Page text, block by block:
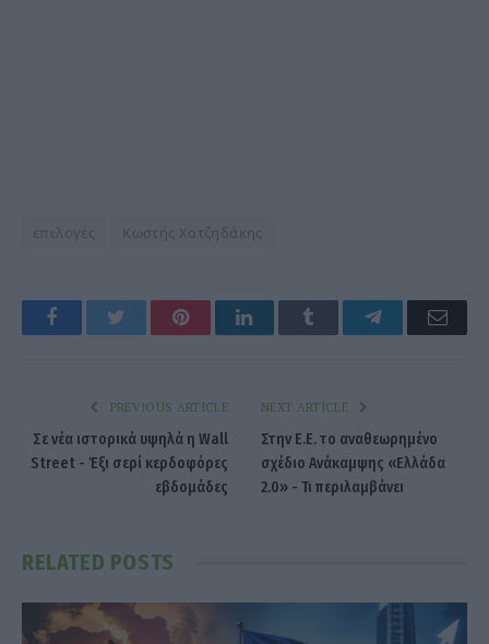
επιλογές Κωστής Χατζηδάκης
Facebook Twitter PinterestLinkedIn Tumblr Telegram
PREVIOUS ARTICLE
Σε νέα ιστορικά υψηλά η Wall
Street - Έξι σερί κερδοφόρες
εβδομάδες
NEXT ARTICLE
Στην Ε.Ε. το αναθεωρημένο
σχέδιο Ανάκαμψης «Ελλάδα
2.0» - Τι περιλαμβάνει
RELATED POSTS